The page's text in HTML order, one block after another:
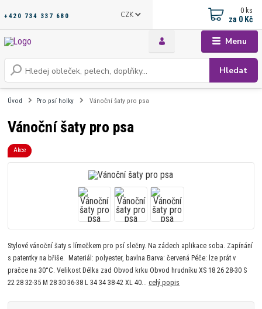
Menu
CZK
Hledat
+420 734 337 680
0 ks
za 0 Kč
Úvod Pro psí holky Vánoční šaty pro psa
Vánoční šaty pro psa
Akce
Stylové vánoční šaty s límečkem pro psí slečny. Na zádech aplikace soba. Zapínání
s patentky na břiše. Materiál: polyester, bavlna Barva: červená Péče: lze prát v
pračce na 30°C. Velikost Délka zad Obvod krku Obvod hrudníku XS 18 26 28-30 S
22 28 32-35 M 28 30 36-38 L 34 34 38-42 XL 40...celý popis